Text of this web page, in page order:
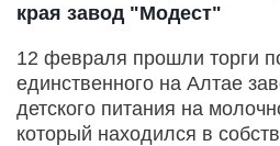
края завод "Модест"
12 февраля прошли торги
единственного на Алтае
детского питания на
который находился в